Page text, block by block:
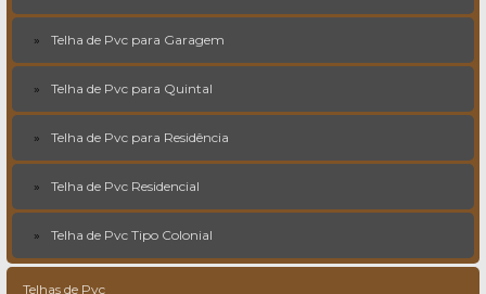
Telha de Pvc para Garagem
Telha de Pvc para Quintal
Telha de Pvc para Residência
Telha de Pvc Residencial
Telha de Pvc Tipo Colonial
Telhas de Pvc